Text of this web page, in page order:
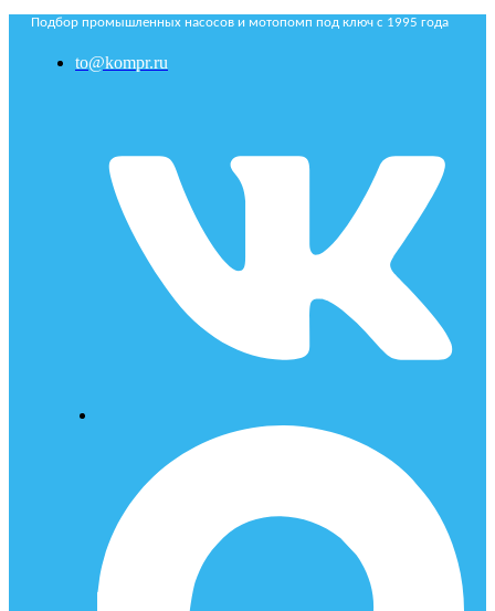
Подбор промышленных насосов и мотопомп под ключ с 1995 года
to@kompr.ru